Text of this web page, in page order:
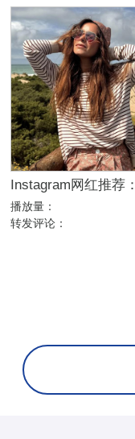
播放量：
转发评论：